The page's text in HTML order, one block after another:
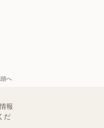
へ
報
だ